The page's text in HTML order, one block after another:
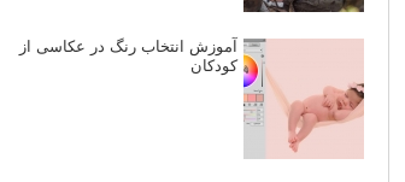
آموزش انتخاب رنگ در عکاسی از
کودکان